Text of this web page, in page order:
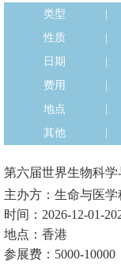
类型
性质
日期
费用
地点
其他
第六届世界生物科学
主办方：生命与医
时间：2026-12-01-
地点：香港
参展费：5000-10000